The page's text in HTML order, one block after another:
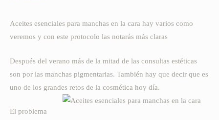
Aceites esenciales para manchas en la cara hay varios como
veremos y con este protocolo las notarás más claras
Después del verano más de la mitad de las consultas estéticas
son por las manchas pigmentarias. También hay que decir que es
uno de los grandes retos de la cosmética hoy día.
El problema